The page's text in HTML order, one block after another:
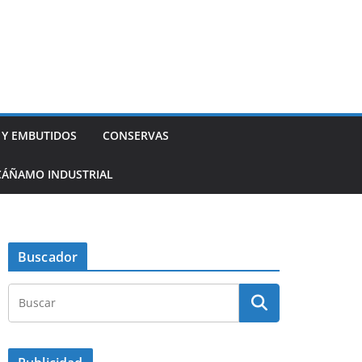
EMBUTIDOS CONSERVAS
INDUSTRIAL
Buscador